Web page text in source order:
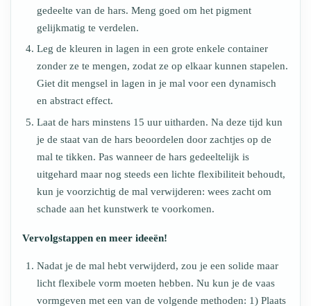
gedeelte van de hars. Meng goed om het pigment
gelijkmatig te verdelen.
Leg de kleuren in lagen in een grote enkele container
zonder ze te mengen, zodat ze op elkaar kunnen stapelen.
Giet dit mengsel in lagen in je mal voor een dynamisch
en abstract effect.
Laat de hars minstens 15 uur uitharden. Na deze tijd kun
je de staat van de hars beoordelen door zachtjes op de
mal te tikken. Pas wanneer de hars gedeeltelijk is
uitgehard maar nog steeds een lichte flexibiliteit behoudt,
kun je voorzichtig de mal verwijderen: wees zacht om
schade aan het kunstwerk te voorkomen.
Vervolgstappen en meer ideeën!
Nadat je de mal hebt verwijderd, zou je een solide maar
licht flexibele vorm moeten hebben. Nu kun je de vaas
vormgeven met een van de volgende methoden: 1) Plaats